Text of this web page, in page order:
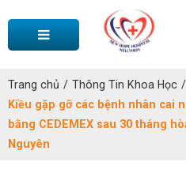
Trang chủ / Thông Tin Khoa Học /
Kiều gặp gỡ các bệnh nhân cai
bằng CEDEMEX sau 30 tháng
Nguyên